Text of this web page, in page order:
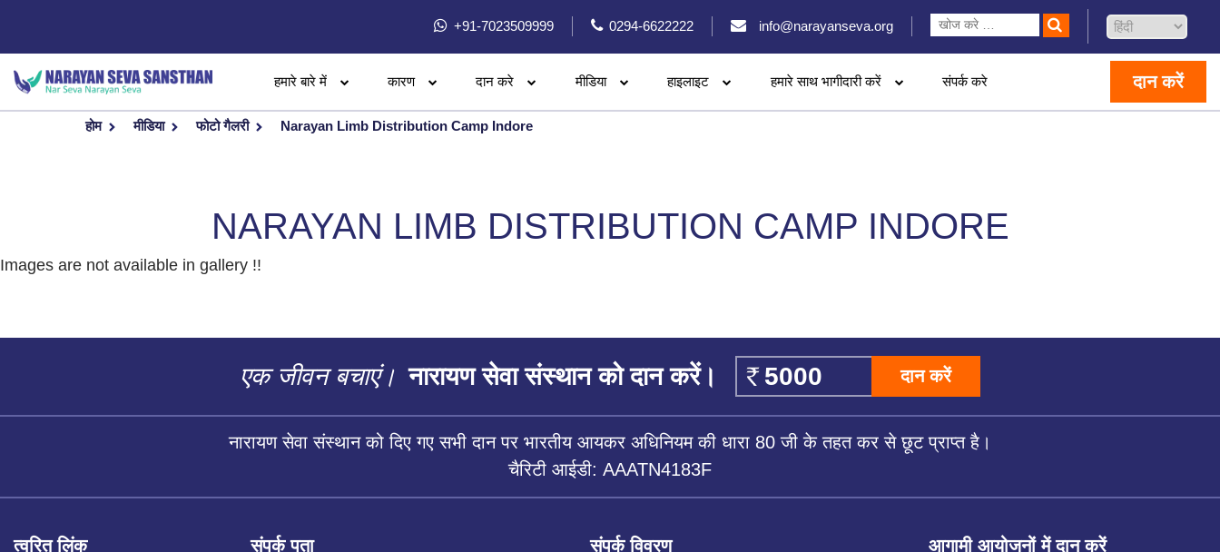
+91-7023509999 0294-6622222 info@narayanseva.org
हमारे बारे में कारण दान करे मीडिया हाइलाइट हमारे साथ भागीदारी करें संपर्क करे दान करें
होम मीडिया फोटो गैलरी Narayan Limb Distribution Camp Indore
NARAYAN LIMB DISTRIBUTION CAMP INDORE
Images are not available in gallery !!
एक जीवन बचाएं। नारायण सेवा संस्थान को दान करें। दान करें
नारायण सेवा संस्थान को दिए गए सभी दान पर भारतीय आयकर अधिनियम की धारा 80 जी के तहत कर से छूट प्राप्त है।
चैरिटी आईडी: AAATN4183F
त्वरित लिंक संपर्क पता संपर्क विवरण आगामी आयोजनों में दान करें